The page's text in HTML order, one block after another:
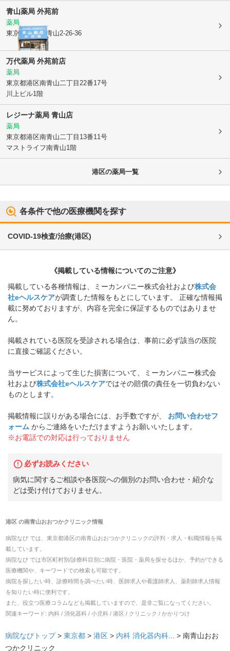
青山薬局 外苑前
薬局
東京都港区南青山2-26-36
万代薬局 外苑前店
薬局
東京都港区南青山二丁目22番17号
川上ビル1階
レジーナ薬局 青山店
薬局
東京都港区南青山二丁目13番11号
マストライフ南青山1階
港区の薬局一覧
各条件で他の医療機関を探す
COVID-19検査/治療(港区)
《掲載している情報についてのご注意》
掲載している各種情報は、ミーカンパニー株式会社および株式会
社eヘルスケアが調査した情報をもとにしています。 正確な情報掲
載に努めておりますが、内容を完全に保証するものではありませ
ん。
掲載されている医院を受診される場合は、事前に必ず該当の医院
に直接ご確認ください。
当サービスによって生じた損害について、ミーカンパニー株式会
社および株式会社eヘルスケアではその賠償の責任を一切負わない
ものとします。
掲載情報に誤りがある場合には、お手数ですが、
お問い合わせフ
ォーム からご連絡をいただけますようお願いいたします。
※お電話での対応は行っておりません
必ずお読みください
病気に関するご相談や各医院への個別のお問い合わせ・紹介な
どは受け付けておりません。
港区の南青山おおつかクリニック情報
病院なび では、 東京都港区の南青山おおつかクリニックの評判・求人・転職情報を掲
載しています。
病院なび では市区町村別/診療科目別に病院・医院・薬局を探せるほか、予約ができる
医療機関や、キーワードでの検索も可能です。
病院を探したい時、診療時間を調べたい時、医師求人や看護師求人、薬剤師求人情報
を知りたい時に便利です。
また、役立つ医療コラムなども掲載していますので、是非ご覧になってください。
関連キーワード: 内科 / 消化器科 / 小児科 / 港区 / クリニック / かかりつけ
病院なびトップ> 東京都 > 港区 > 内科 消化器内科 ... > 南青山おお
つかクリニック